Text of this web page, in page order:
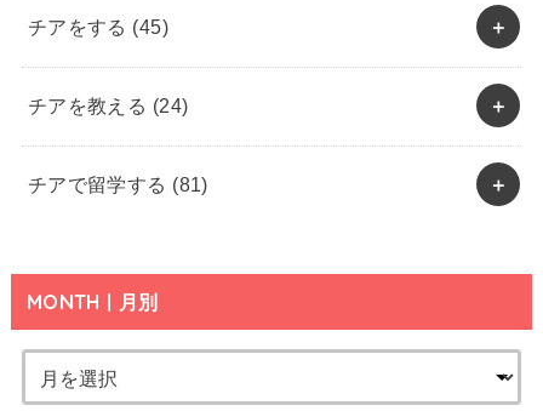
チアをする (45)
チアを教える (24)
チアで留学する (81)
MONTH | 月別